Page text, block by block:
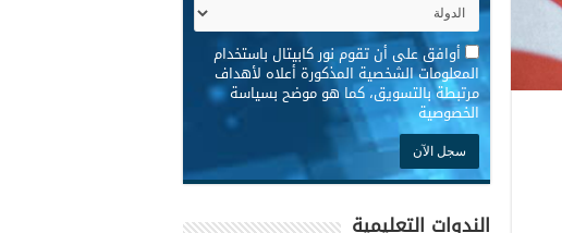
* أوافق على أن تقوم نور كابيتال باستخدام
المعلومات الشخصية المذكورة أعلاه لأهداف
مرتبطة بالتسويق، كما هو موضح بسياسة
الخصوصية
الندوات التعليمية